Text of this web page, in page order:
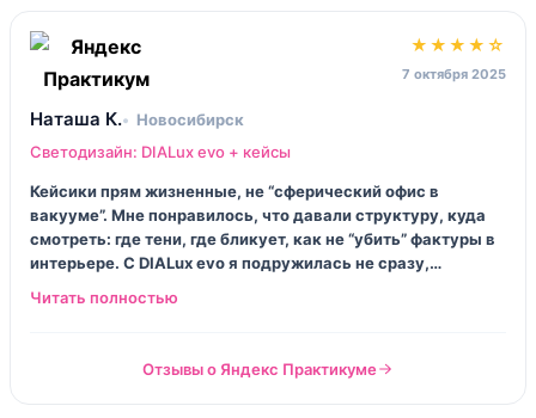
★★★★☆
7 октября 2025
Наташа К.
Новосибирск
Светодизайн: DIALux evo + кейсы
Кейсики прям жизненные, не “сферический офис в
вакууме”. Мне понравилось, что давали структуру, куда
смотреть: где тени, где бликует, как не “убить” фактуры в
интерьере. С DIALux evo я подружилась не сразу,
интерфейс местами как старый шкаф. Но спустя месяц
Отзывы о Яндекс Практикуме